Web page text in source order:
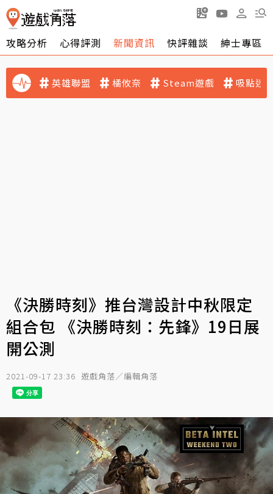
攻略分析 心得評測 新聞資訊 快評雜談 紳士專區
英雄聯盟 橘攸奈 Steam遊戲 吸點迷
《決勝時刻》推台灣設計中秋限定
組合包 《決勝時刻：先鋒》19日展
開公測
2021-09-17 23:36 遊戲角落／編輯角落